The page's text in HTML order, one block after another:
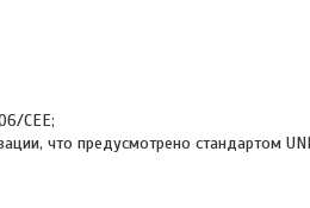
СЕЕ;
что предусмотрено стандартом